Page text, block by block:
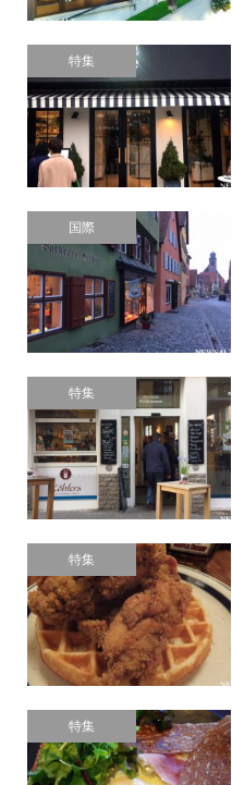
特集
国際
特集
特集
特集